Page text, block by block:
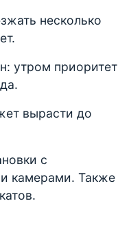
несколько
утром приоритет
вырасти до
с
и камерами. Также